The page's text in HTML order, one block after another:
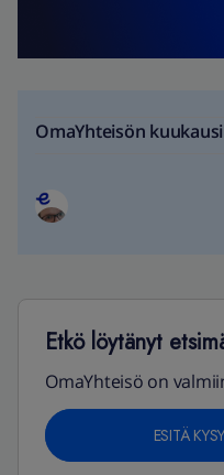
OmaYhteisön
Etkö löytänyt
OmaYhteisö on
ESITÄ